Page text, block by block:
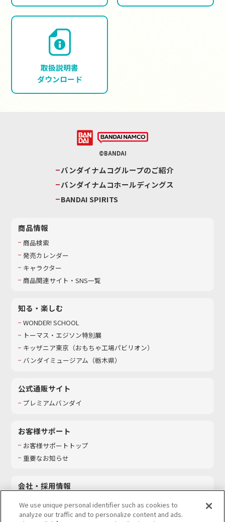
取扱説明書
ダウンロード
©BANDAI
バンダイナムコグループのご紹介
バンダイナムコホールディングス
BANDAI SPIRITS
商品情報
商品検索
発売カレンダー
キャラクター
商品関連サイト・SNS一覧
知る・楽しむ
WONDER! SCHOOL
トーマス・エジソン特別展
キッザニア東京（おもちゃ工場パビリオン）​
バンダイミュージアム（栃木県）
公式通販サイト
プレミアムバンダイ
お客様サポート
お客様サポートトップ
重要なお知らせ
会社・採用情報
採用情報
We use unique personal identifier such as cookies to
analyze our traffic and to personalize content and ads.